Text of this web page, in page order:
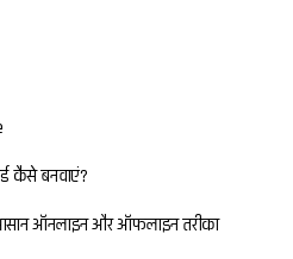
कैसे बनवाएं?
ऑनलाइन और ऑफलाइन तरीका